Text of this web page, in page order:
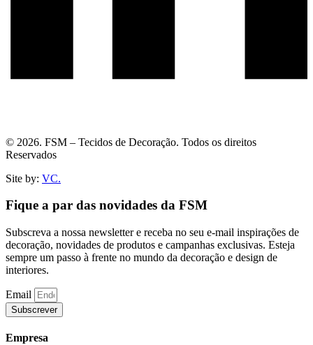
© 2026. FSM – Tecidos de Decoração. Todos os direitos
Reservados
Site by: VC.
Fique a par das novidades da FSM
Subscreva a nossa newsletter e receba no seu e-mail inspirações de
decoração, novidades de produtos e campanhas exclusivas. Esteja
sempre um passo à frente no mundo da decoração e design de
interiores.
Email
Subscrever
Empresa